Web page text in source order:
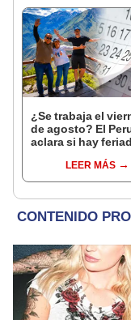
¿Se trabaja el
de agosto? El
aclara si hay
del 6 de agosto
LEER MÁS